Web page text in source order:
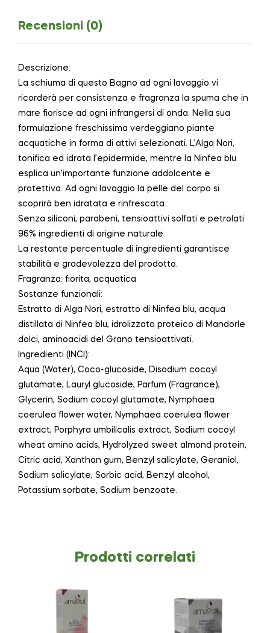
Recensioni (0)
Descrizione:
La schiuma di questo Bagno ad ogni lavaggio vi
ricorderà per consistenza e fragranza la spuma che in
mare fiorisce ad ogni infrangersi di onda. Nella sua
formulazione freschissima verdeggiano piante
acquatiche in forma di attivi selezionati. L’Alga Nori,
tonifica ed idrata l’epidermide, mentre la Ninfea blu
esplica un’importante funzione addolcente e
protettiva. Ad ogni lavaggio la pelle del corpo si
scoprirà ben idratata e rinfrescata.
Senza siliconi, parabeni, tensioattivi solfati e petrolati
96% ingredienti di origine naturale
La restante percentuale di ingredienti garantisce
stabilità e gradevolezza del prodotto.
Fragranza: fiorita, acquatica
Sostanze funzionali:
Estratto di Alga Nori, estratto di Ninfea blu, acqua
distillata di Ninfea blu, idrolizzato proteico di Mandorle
dolci, aminoacidi del Grano tensioattivati.
Ingredienti (INCI):
Aqua (Water), Coco-glucoside, Disodium cocoyl
glutamate, Lauryl glucoside, Parfum (Fragrance),
Glycerin, Sodium cocoyl glutamate, Nymphaea
coerulea flower water, Nymphaea coerulea flower
extract, Porphyra umbilicalis extract, Sodium cocoyl
wheat amino acids, Hydrolyzed sweet almond protein,
Citric acid, Xanthan gum, Benzyl salicylate, Geraniol,
Sodium salicylate, Sorbic acid, Benzyl alcohol,
Potassium sorbate, Sodium benzoate.
Prodotti correlati